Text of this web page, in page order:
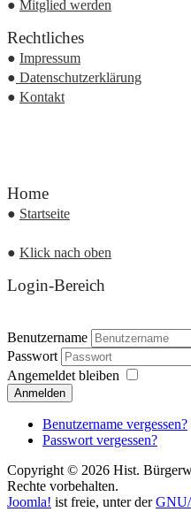
● Mitglied werden
Rechtliches
● Impressum
● Datenschutzerklärung
● Kontakt
Home
● Startseite
● Klick nach oben
Login-Bereich
Benutzername
Passwort
Angemeldet bleiben
Anmelden
Benutzername vergessen?
Passwort vergessen?
Copyright © 2026 Hist.
Rechte vorbehalten.
Joomla! ist freie, unter der